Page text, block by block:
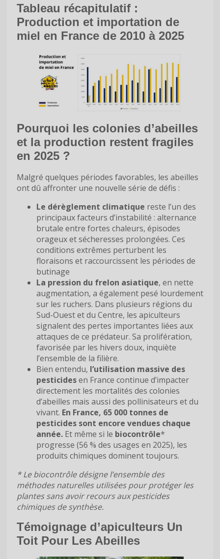
Tableau récapitulatif :
Production et importation de
miel en France de 2010 à 2025
Pourquoi les colonies d’abeilles
et la production restent fragiles
en 2025 ?
Malgré quelques périodes favorables, les abeilles
ont dû affronter une nouvelle série de défis :
Le dérèglement climatique reste l’un des
principaux facteurs d’instabilité : alternance
brutale entre fortes chaleurs, épisodes
orageux et sécheresses prolongées. Ces
conditions extrêmes perturbent les
floraisons et raccourcissent les périodes de
butinage
La pression du frelon asiatique, en nette
augmentation, a également pesé lourdement
sur les ruchers. Dans plusieurs régions du
Sud-Ouest et du Centre, les apiculteurs
signalent des pertes importantes liées aux
attaques de ce prédateur. Sa prolifération,
favorisée par les hivers doux, inquiète
l’ensemble de la filière.
Bien entendu, l’utilisation massive des
pesticidesen France continue d’impacter
directement les mortalités des colonies
d’abeilles mais aussi des pollinisateurs et du
vivant. En France, 65 000 tonnes de
pesticides sont encore vendues chaque
année. Et même si le biocontrôle*
progresse (56 % des usages en 2025), les
produits chimiques dominent toujours.
* Le biocontrôle désigne l’ensemble des
méthodes naturelles utilisées pour protéger les
plantes sans avoir recours aux pesticides
chimiques de synthèse.
Témoignage d’apiculteurs Un
Toit Pour Les Abeilles